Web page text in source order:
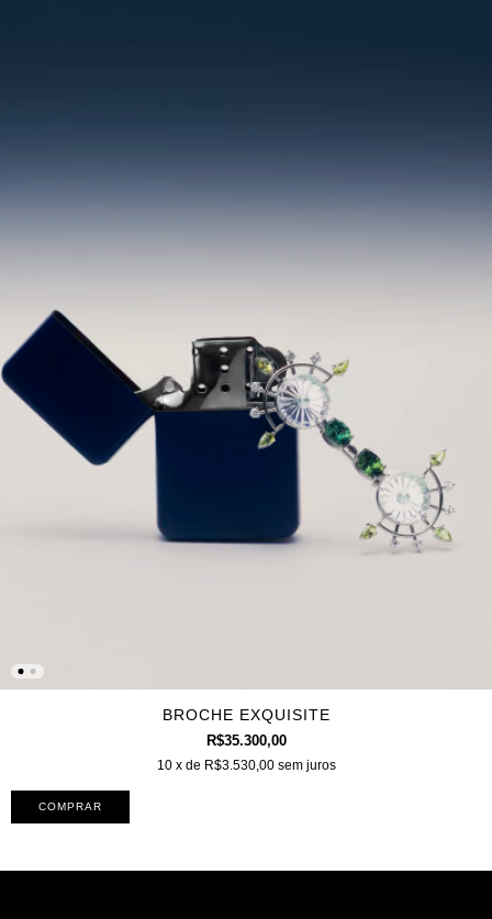
BROCHE EXQUISITE
R$35.300,00
10 x de R$3.530,00 sem juros